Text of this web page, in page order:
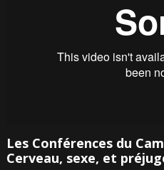
Les Conférences du
Cerveau, sexe, et